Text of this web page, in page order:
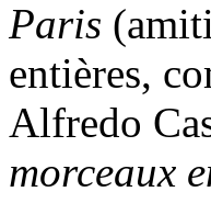
Paris
entières,
Alfredo
morceaux